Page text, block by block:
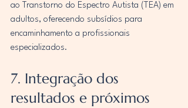
ao Transtorno do Espectro Autista (TEA) em
adultos, oferecendo subsídios para
encaminhamento a profissionais
especializados.
7. Integração dos
resultados e próximos